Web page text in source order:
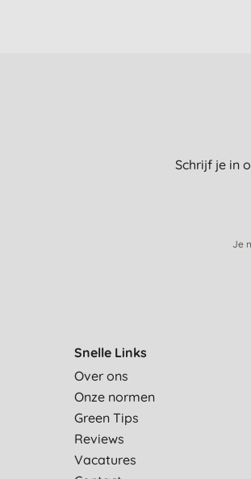
Schrijf je in
Je
Snelle Links
Over ons
Onze normen
Green Tips
Reviews
Vacatures